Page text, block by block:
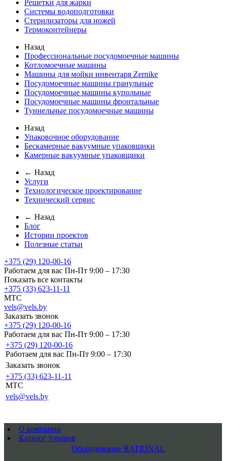
Решетки для жарки
Системы водоподготовки
Стерилизаторы для ножей
Термоконтейнеры
Назад
Профессиональные посудомоечные машины
Котломоечные машины
Машины для мойки инвентаря Zernike
Посудомоечные машины гранульные
Посудомоечные машины купольные
Посудомоечные машины фронтальные
Туннельные посудомоечные машины
Назад
Упаковочное оборудование
Бескамерные вакуумные упаковщики
Камерные вакуумные упаковщики
← Назад
Услуги
Технологическое проектирование
Технический сервис
← Назад
Блог
Истории проектов
Полезные статьи
+375 (29) 120-00-16
Работаем для вас Пн-Пт 9:00 – 17:30
Показать все контакты
+375 (33) 623-11-11
MTC
vels@vels.by
Заказать звонок
+375 (29) 120-00-16
Работаем для вас Пн-Пт 9:00 – 17:30
+375 (29) 120-00-16
Работаем для вас Пн-Пт 9:00 – 17:30
Заказать звонок
+375 (33) 623-11-11
MTC
vels@vels.by
О компании
Каталог товаров
Оборудование RATIONAL